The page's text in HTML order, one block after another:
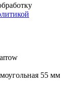
55 мм